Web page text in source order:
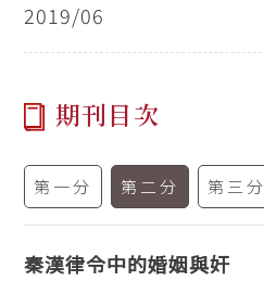
2019/06
期刊目次
第一分 第二分 第三分
秦漢律令中的婚姻與奸